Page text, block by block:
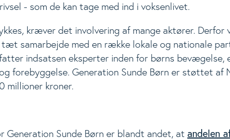
- som de kan tage med ind i voksenlivet.
kræver det involvering af mange aktører. Derfor
samarbejde med en række lokale og nationale
indsatsen eksperter inden for børns bevægelse,
forebyggelse. Generation Sunde Børn er støttet af
millioner kroner.
Generation Sunde Børn er blandt andet, at andelen